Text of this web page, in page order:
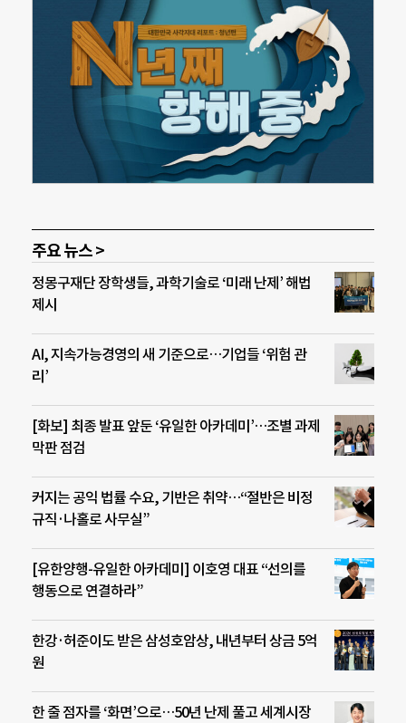
주요 뉴스 >
정몽구재단 장학생들, 과학기술로 ‘미래 난제’ 해법
제시
AI, 지속가능경영의 새 기준으로…기업들 ‘위험 관
리’
[화보] 최종 발표 앞둔 ‘유일한 아카데미’…조별 과제
막판 점검
커지는 공익 법률 수요, 기반은 취약…“절반은 비정
규직·나홀로 사무실”
[유한양행-유일한 아카데미] 이호영 대표 “선의를
행동으로 연결하라”
한강·허준이도 받은 삼성호암상, 내년부터 상금 5억
원
한 줄 점자를 ‘화면’으로…50년 난제 풀고 세계시장